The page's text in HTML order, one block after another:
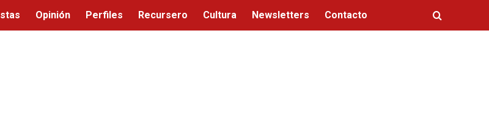
Opinión Perfiles Recursero Cultura Newsletters Contacto